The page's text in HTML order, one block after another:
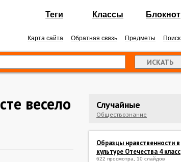
Теги Классы Блокнот
Карта сайта Обратная связь Предметы Поиск
весело
Случайные
Обществознание
Образцы нравственности в
культуре Отечества 4 класс
622 просмотра, 10 слайдов